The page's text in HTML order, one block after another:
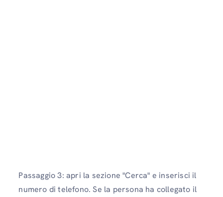
Passaggio 3: apri la sezione "Cerca" e inserisci il
numero di telefono. Se la persona ha collegato il